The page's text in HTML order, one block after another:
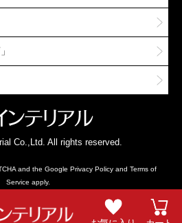
Co.,Ltd. All rights reserved.
and the Google Privacy Policyand Terms of
Service apply.